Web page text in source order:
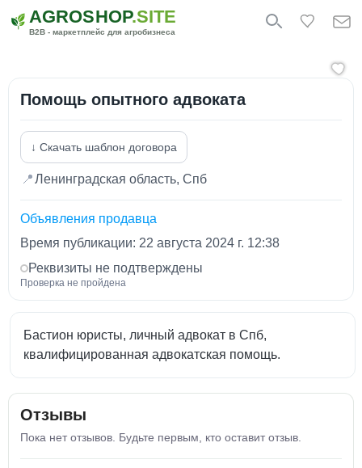
AGROSHOP.SITE
B2B - маркетплейс для агробизнеса
Помощь опытного адвоката
↓ Скачать шаблон договора
📍Ленинградская область, Спб
Объявления продавца
Время публикации: 22 августа 2024 г. 12:38
Реквизиты не подтверждены
Проверка не пройдена
Бастион юристы, личный адвокат в Спб,
квалифицированная адвокатская помощь.
Отзывы
Пока нет отзывов. Будьте первым, кто оставит отзыв.